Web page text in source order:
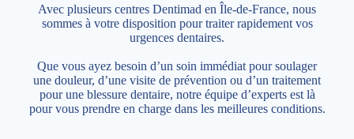
Avec plusieurs centres Dentimad en Île-de-France, nous
sommes à votre disposition pour traiter rapidement vos
urgences dentaires.
Que vous ayez besoin d’un soin immédiat pour soulager
une douleur, d’une visite de prévention ou d’un traitement
pour une blessure dentaire, notre équipe d’experts est là
pour vous prendre en charge dans les meilleures conditions.